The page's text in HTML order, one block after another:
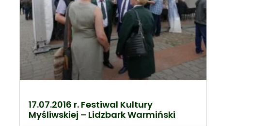
17.07.2016 r. Festiwal Kultury
Myśliwskiej – Lidzbark Warmiński